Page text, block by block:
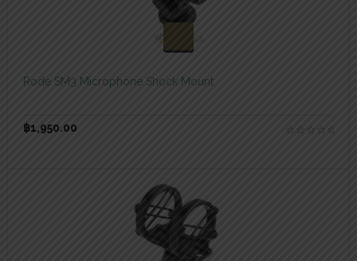
Rode SM3 Microphone Shock Mount
฿1,950.00